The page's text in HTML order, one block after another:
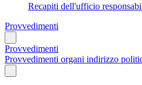
Recapiti dell'ufficio
Provvedimenti
Provvedimenti
Provvedimenti organi indirizzo